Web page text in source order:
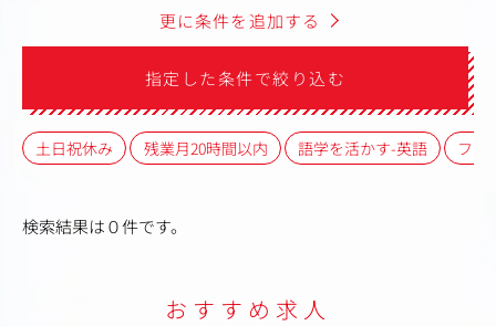
更に条件を追加する
指定した条件で絞り込む
土日祝休み 残業月20時間以内 語学を活かす-英語 フレ
検索結果は０件です。
おすすめ求人